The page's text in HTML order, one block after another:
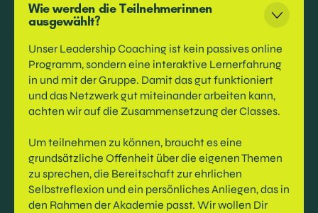
Wie werden die Teilnehmerinnen
ausgewählt?
Unser Leadership Coaching ist kein passives online
Programm, sondern eine interaktive Lernerfahrung
in und mit der Gruppe. Damit das gut funktioniert
und das Netzwerk gut miteinander arbeiten kann,
achten wir auf die Zusammensetzung der Classes.
‍Um teilnehmen zu können, braucht es eine
grundsätzliche Offenheit über die eigenen Themen
zu sprechen, die Bereitschaft zur ehrlichen
Selbstreflexion und ein persönliches Anliegen, das in
den Rahmen der Akademie passt. Wir wollen Dir